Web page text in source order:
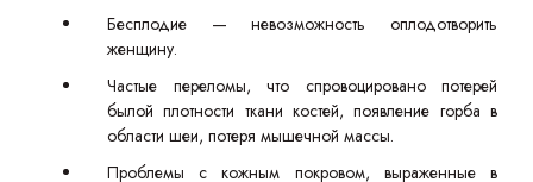
Бесплодие — невозможность оплодотворить
женщину.
Частые переломы, что спровоцировано потерей
былой плотности ткани костей, появление горба в
области шеи, потеря мышечной массы.
Проблемы с кожным покровом, выраженные в